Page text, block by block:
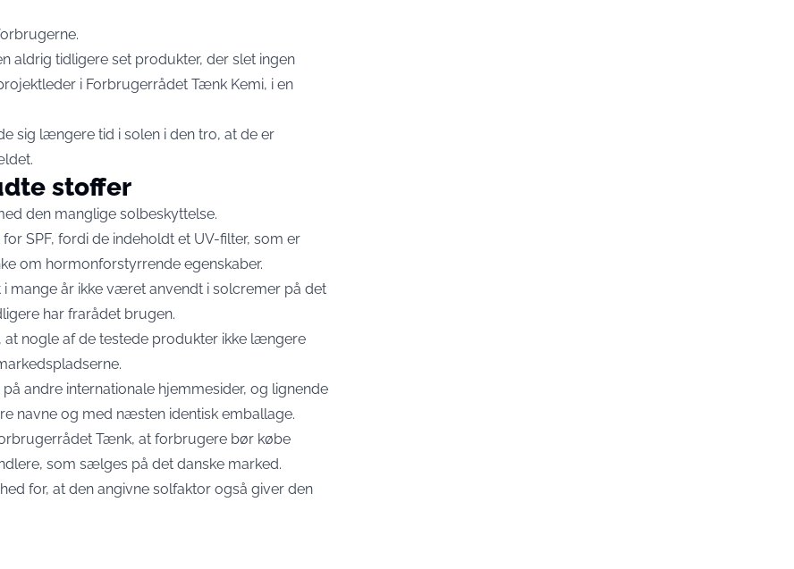
aldrig tidligere set produkter, der slet ingen
i Forbrugerrådet Tænk Kemi, i en
sig længere tid i solen i den tro, at de er
stoffer
den manglige solbeskyttelse.
SPF, fordi de indeholdt et UV-filter, som er
om hormonforstyrrende egenskaber.
mange år ikke været anvendt i solcremer på det
har frarådet brugen.
nogle af de testede produkter ikke længere
andre internationale hjemmesider, og lignende
navne og med næsten identisk emballage.
Tænk, at forbrugere bør købe
som sælges på det danske marked.
for, at den angivne solfaktor også giver den